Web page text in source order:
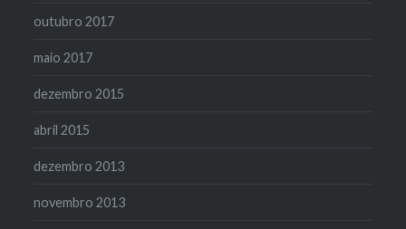
outubro 2017
maio 2017
dezembro 2015
abril 2015
dezembro 2013
novembro 2013